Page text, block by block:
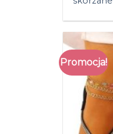
Promocja!